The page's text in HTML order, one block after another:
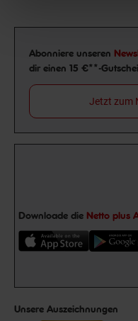
Newsletter
Abonniere unseren
dir einen 15 €**-
Jetzt zum
Downloade die Netto plus
Unsere Auszeichnungen